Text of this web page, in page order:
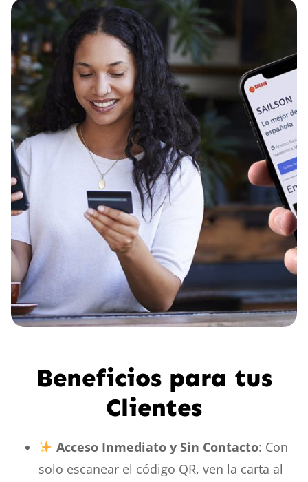
Beneficios para tus
Clientes
Acceso Inmediato y Sin Contacto: Con
solo escanear el código QR, ven la carta al